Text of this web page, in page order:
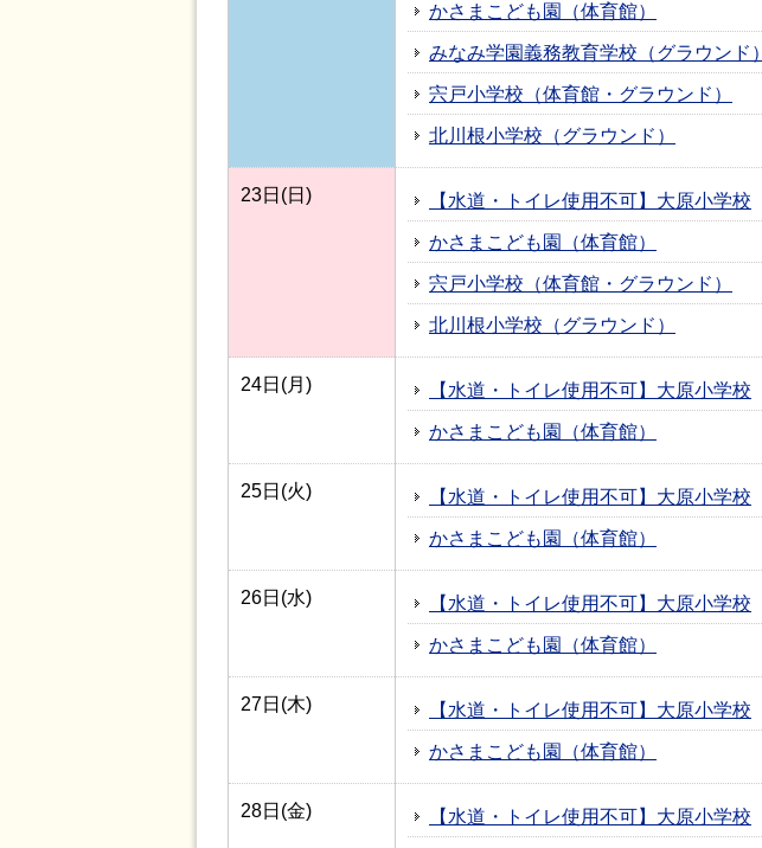
かさまこども園（体育館）
みなみ学園義務教育学校（グラウンド）
宍戸小学校（体育館・グラウンド）
北川根小学校（グラウンド）
23日(日) 【水道・トイレ使用不可】大原小学校
かさまこども園（体育館）
宍戸小学校（体育館・グラウンド）
北川根小学校（グラウンド）
24日(月) 【水道・トイレ使用不可】大原小学校
かさまこども園（体育館）
25日(火) 【水道・トイレ使用不可】大原小学校
かさまこども園（体育館）
26日(水) 【水道・トイレ使用不可】大原小学校
かさまこども園（体育館）
27日(木) 【水道・トイレ使用不可】大原小学校
かさまこども園（体育館）
28日(金) 【水道・トイレ使用不可】大原小学校